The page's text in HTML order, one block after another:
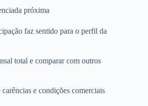
próxima
faz sentido para o perfil da
total e comparar com outros
e condições comerciais